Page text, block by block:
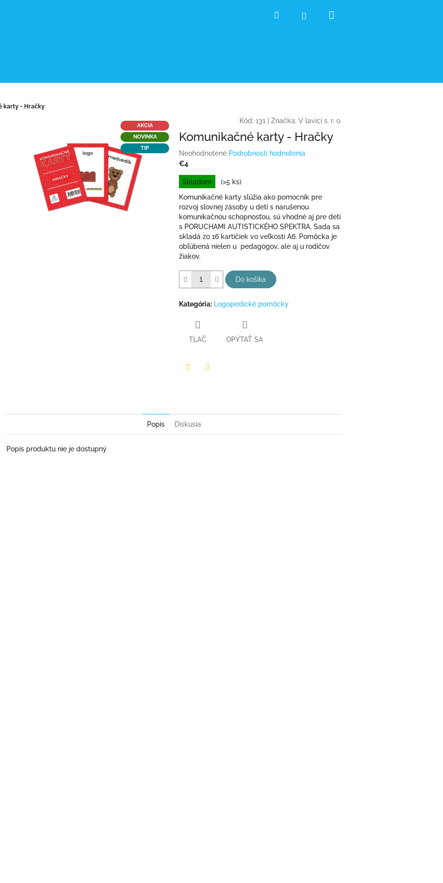
Hľadať Prihlásenie
karty - Hračky
AKCIA
NOVINKA
TIP
Kód: 131 Značka: V lavici s. r. o.
Komunikačné karty - Hračky
Priemerné
hodnotenie
je
0,0
z
5
hviezdičiek.
Neohodnotené Podrobnosti hodnotenia
€4
Jednotková
cena:
Skladom
(>5 ks)
Komunikačné karty slúžia ako pomocník pre
rozvoj slovnej zásoby u detí s narušenou
komunikačnou schopnosťou, sú vhodné aj pre deti
s PORUCHAMI AUTISTICKÉHO SPEKTRA. Sada sa
skladá zo 16 kartičiek vo veľkosti A6. Pomôcka je
obľúbená nielen u pedagógov, ale aj u rodičov
žiakov.
Do košíka
Kategória: Logopedické pomôcky
TLAČ OPÝTAŤ SA
Popis Diskusia
Popis produktu nie je dostupný